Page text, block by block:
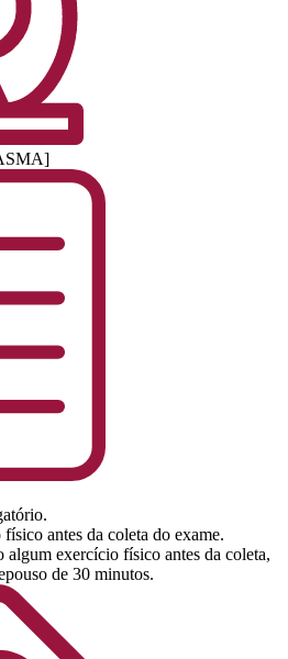
antes da coleta do exame.
algum exercício físico antes da coleta,
de 30 minutos.